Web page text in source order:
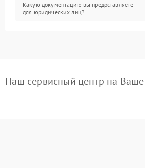
Какую документацию вы предоставляете
для юридических лиц?
Наш сервисный центр на